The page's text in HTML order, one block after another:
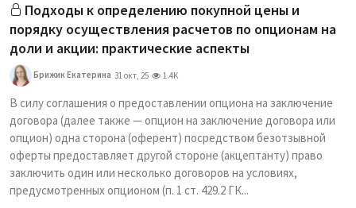
Подходы к определению покупной цены и
порядку осуществления расчетов по опционам на
доли и акции: практические аспекты
Брижик Екатерина 31 окт, 25 1.4K
В силу соглашения о предоставлении опциона на заключение
договора (далее также — опцион на заключение договора или
опцион) одна сторона (оферент) посредством безотзывной
оферты предоставляет другой стороне (акцептанту) право
заключить один или несколько договоров на условиях,
предусмотренных опционом (п. 1 ст. 429.2 ГК...